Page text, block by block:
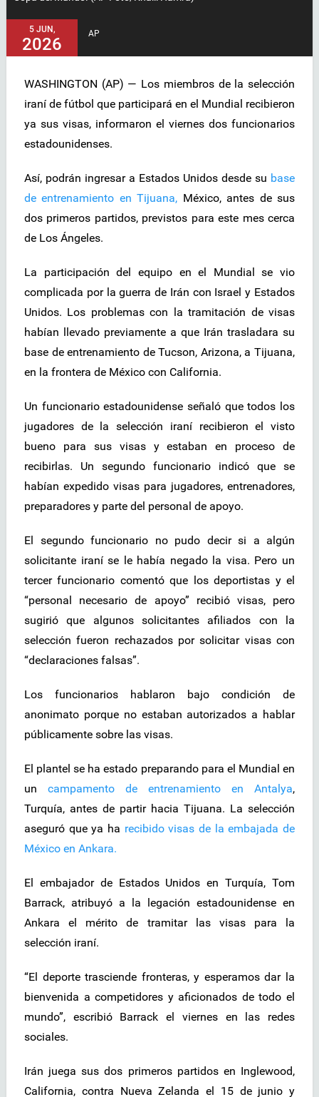
5 JUN,
2026
AP
WASHINGTON (AP) — Los miembros de la selección
iraní de fútbol que participará en el Mundial recibieron
ya sus visas, informaron el viernes dos funcionarios
estadounidenses.
Así, podrán ingresar a Estados Unidos desde su base
de entrenamiento en Tijuana, México, antes de sus
dos primeros partidos, previstos para este mes cerca
de Los Ángeles.
La participación del equipo en el Mundial se vio
complicada por la guerra de Irán con Israel y Estados
Unidos. Los problemas con la tramitación de visas
habían llevado previamente a que Irán trasladara su
base de entrenamiento de Tucson, Arizona, a Tijuana,
en la frontera de México con California.
Un funcionario estadounidense señaló que todos los
jugadores de la selección iraní recibieron el visto
bueno para sus visas y estaban en proceso de
recibirlas. Un segundo funcionario indicó que se
habían expedido visas para jugadores, entrenadores,
preparadores y parte del personal de apoyo.
El segundo funcionario no pudo decir si a algún
solicitante iraní se le había negado la visa. Pero un
tercer funcionario comentó que los deportistas y el
“personal necesario de apoyo” recibió visas, pero
sugirió que algunos solicitantes afiliados con la
selección fueron rechazados por solicitar visas con
“declaraciones falsas”.
Los funcionarios hablaron bajo condición de
anonimato porque no estaban autorizados a hablar
públicamente sobre las visas.
El plantel se ha estado preparando para el Mundial en
un campamento de entrenamiento en Antalya,
Turquía, antes de partir hacia Tijuana. La selección
aseguró que ya ha recibido visas de la embajada de
México en Ankara.
El embajador de Estados Unidos en Turquía, Tom
Barrack, atribuyó a la legación estadounidense en
Ankara el mérito de tramitar las visas para la
selección iraní.
“El deporte trasciende fronteras, y esperamos dar la
bienvenida a competidores y aficionados de todo el
mundo”, escribió Barrack el viernes en las redes
sociales.
Irán juega sus dos primeros partidos en Inglewood,
California, contra Nueva Zelanda el 15 de junio y